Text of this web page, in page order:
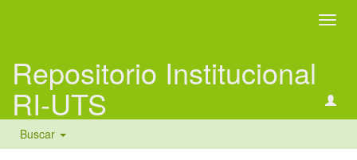
Repositorio Institucional
RI-UTS
Buscar